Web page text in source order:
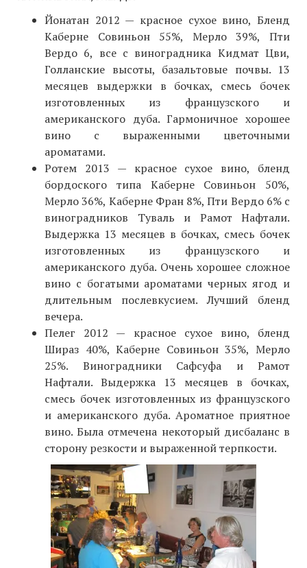
Йонатан 2012 — красное сухое вино, Бленд
Каберне Совиньон 55%, Мерло 39%, Пти
Вердо 6, все с виноградника Кидмат Цви,
Голланские высоты, базальтовые почвы. 13
месяцев выдержки в бочках, смесь бочек
изготовленных из французского и
американского дуба. Гармоничное хорошее
вино с выраженными цветочными
ароматами.
Ротем 2013 — красное сухое вино, бленд
бордоского типа Каберне Совиньон 50%,
Мерло 36%, Каберне Фран 8%, Пти Вердо 6% с
виноградников Туваль и Рамот Нафтали.
Выдержка 13 месяцев в бочках, смесь бочек
изготовленных из французского и
американского дуба. Очень хорошее сложное
вино с богатыми ароматами черных ягод и
длительным послевкусием. Лучший бленд
вечера.
Пелег 2012 — красное сухое вино, бленд
Шираз 40%, Каберне Совиньон 35%, Мерло
25%. Виноградники Сафсуфа и Рамот
Нафтали. Выдержка 13 месяцев в бочках,
смесь бочек изготовленных из французского
и американского дуба. Ароматное приятное
вино. Была отмечена некоторый дисбаланс в
сторону резкости и выраженной терпкости.